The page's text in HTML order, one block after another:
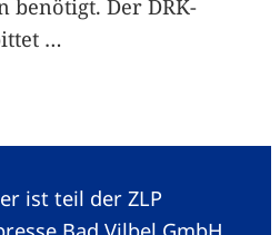
benötigt. Der DRK-
…
ist teil der ZLP